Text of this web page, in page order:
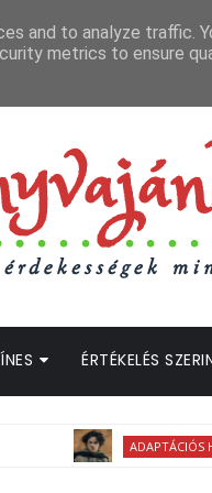
ÉRTÉKELÉS
ADAPTÁCIÓS HÍREK
and to analyze traffic.
metrics to ensure